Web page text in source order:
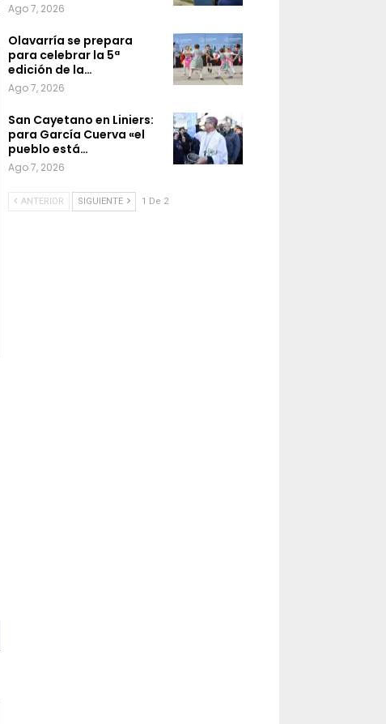
Ago 7, 2026
Olavarría se prepara
para celebrar la 5ª
edición de la…
Ago 7, 2026
San Cayetano en Liniers:
para García Cuerva «el
pueblo está…
Ago 7, 2026
ANTERIOR SIGUIENTE 1 De 2